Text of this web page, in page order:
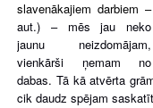
slavenākajiem darbiem –
aut.) – mēs jau neko
jaunu neizdomājam,
vienkārši ņemam no
dabas. Tā kā atvērta
cik daudz spējam